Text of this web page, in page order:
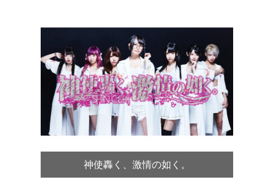
神使轟く、激情の如く。